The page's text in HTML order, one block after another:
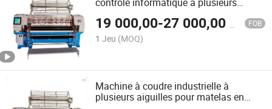
19 000,00-27 000,00 FOB
1 Jeu (MOQ)
Machine à coudre industrielle à
plusieurs aiguilles pour matelas en